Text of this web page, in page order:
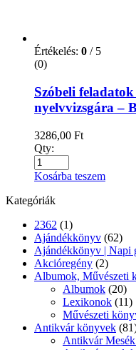
2362 (1)
Ajándékkönyv
Akcióregény (2)
Albumok, Művészeti
Albumok
Lexikonok
Antikvár könyvek
Antikvár Mesék
Antikvár
Antikvár Regény
Antikvár Üzlet,
Antikvár Vallás
Antikvár Zene
Babaváróknak és
Babaváróknak
gyermeknevelés
Ballagókönyvek (2)
BAMBINO LÜK (0)
Books
(13)